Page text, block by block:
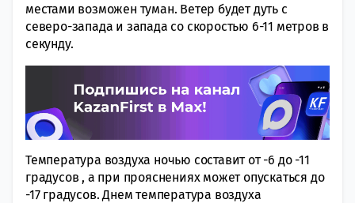
местами возможен туман. Ветер будет дуть с
северо-запада и запада со скоростью 6-11 метров в
секунду.
Температура воздуха ночью составит от -6 до -11
градусов , а при прояснениях может опускаться до
-17 градусов. Днем температура воздуха